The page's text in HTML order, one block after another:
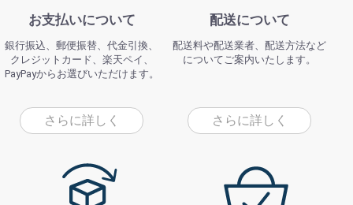
お支払いについて
銀行振込、郵便振替、代金引換、
クレジットカード、楽天ペイ、
PayPayからお選びいただけます。
さらに詳しく
配送について
配送料や配送業者、配送方法など
についてご案内いたします。
さらに詳しく